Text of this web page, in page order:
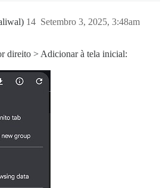
Setembro 3, 2025, 3:48am
14
direito > Adicionar à tela inicial: